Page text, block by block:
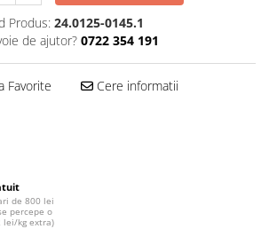
Produs: 24.0125-0145.1
de ajutor? 0722 354 191
Favorite Cere informatii
de 800 lei
percepe o
lei/kg extra)